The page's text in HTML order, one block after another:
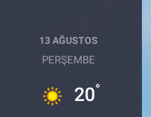
13 AĞUSTOS
PERŞEMBE
20°